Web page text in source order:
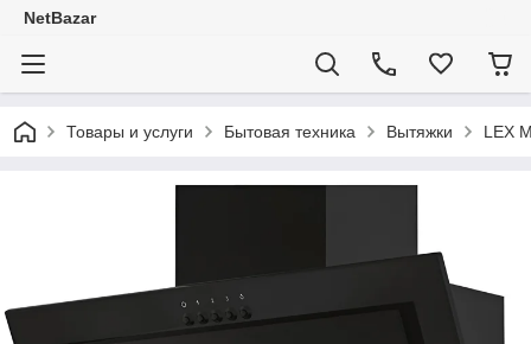
NetBazar
Товары и услуги Бытовая техника Вытяжки LEX